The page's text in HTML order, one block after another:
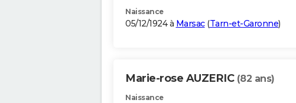
Naissance
05/12/1924 à Marsac(Tarn-et-Garonne)
Marie-rose AUZERIC (82 ans)
Naissance